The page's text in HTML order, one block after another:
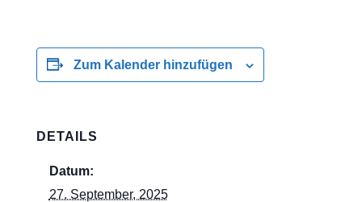
Zum Kalender hinzufügen
DETAILS
Datum:
27. September, 2025